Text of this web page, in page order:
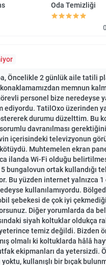
Oda Temizliği
Öncelikle 2 günlük aile tatili
memnun
personel bize neredeyse
ediyordu. TatilOxo üzerinden
durumu düzelttim. Bu
davranılması gerektiğini
içerisindeki televizyonun
Muhtemelen ekran
ilanda Wi-Fi olduğu
5 bungalovun ortak kullandığı
Bu yüzden internet yalnızca 1
kullanılamıyordu.
şebekesi de çok iyi
Diğer yorumlarda da
siyah koltuklar oldukça
temiz değildi. Bizden
olmalı ki koltuklarda hâlâ
ekipmanları da yetersizdi.
kullanışlı bir bıçak